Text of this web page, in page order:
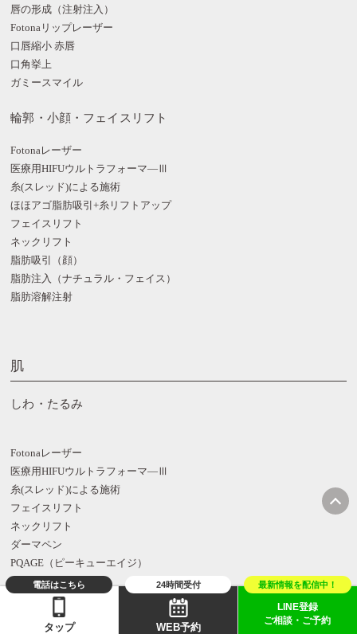
唇の形成（注射注入）
Fotonaリップレーザー
口唇縮小 赤唇
口角挙上
ガミースマイル
輪郭・小顔・フェイスリフト
Fotonaレーザー
医療用HIFUウルトラフォーマ―Ⅲ
糸(スレッド)による施術
ほほアゴ脂肪吸引+糸リフトアップ
フェイスリフト
ネックリフト
脂肪吸引（顔）
脂肪注入（ナチュラル・フェイス）
脂肪溶解注射
肌
しわ・たるみ
Fotonaレーザー
医療用HIFUウルトラフォーマ―Ⅲ
糸(スレッド)による施術
フェイスリフト
ネックリフト
ダーマペン
PQAGE（ピーキューエイジ）
ボトックス注射
ヒアルロン酸注射
タップ WEB予約
LINE登録
ご相談・ご予約